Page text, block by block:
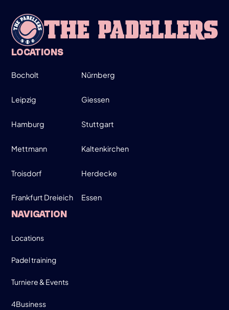
INFO
WEDNESDAY
26
MARCH
MOVE UP, MOVE DOWN - MEN ONLY!
19:00-21:30
SIGN UP
LOCATIONS
Bocholt Nürnberg
Leipzig Giessen
Hamburg Stuttgart
Mettmann Kaltenkirchen
Troisdorf Herdecke
Frankfurt Dreieich Essen
NAVIGATION
Locations
Padel training
Turniere & Events
4Business